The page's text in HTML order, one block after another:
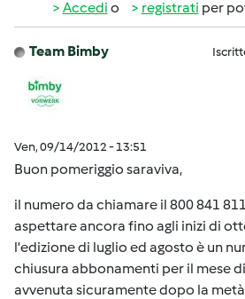
Accedi o registrati per
Team Bimby
Ven, 09/14/2012 - 13:51
Buon pomeriggio saraviva,
il numero da chiamare il 800 841
aspettare ancora fino agli inizi di
l'edizione di luglio ed agosto è un
chiusura abbonamenti per il mese
avvenuta sicuramente dopo la